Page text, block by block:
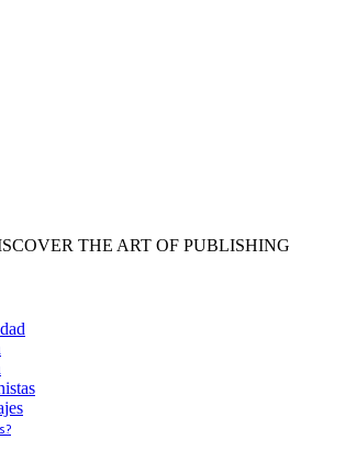
THE ART OF PUBLISHING